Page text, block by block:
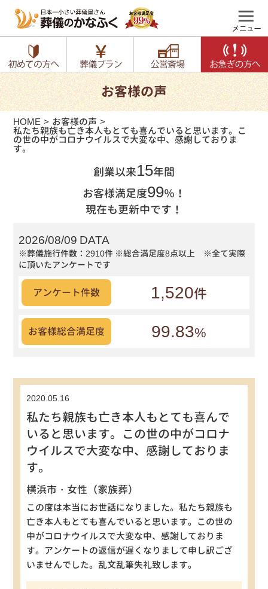
お客様の声
HOME お客様の声
私たち親族も亡き本人もとても喜んでいると思います。こ
の世の中がコロナウイルスで大変な中、感謝しておりま
す。
創業以来15年間
お客様満足度99％！
現在も更新中です！
2026/08/09 DATA
※葬儀施行件数：2910件 ※総合満足度8点以上 ※全て実際
に頂いたアンケートです
アンケート件数 1,520件
お客様総合満足度 99.83%
2020.05.16
私たち親族も亡き本人もとても喜んで
いると思います。この世の中がコロナ
ウイルスで大変な中、感謝しておりま
す。
横浜市・女性（家族葬）
この度は本当にお世話になりました。私たち親族も
亡き本人もとても喜んでいると思います。この世の
中がコロナウイルスで大変な中、感謝しておりま
す。アンケートの返信が遅くなりまして申し訳ござ
いませんでした。乱文乱筆失礼致します。